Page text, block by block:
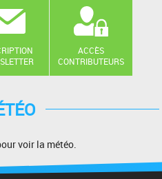
ACCÈS
CONTRIBUTEURS
voir la météo.